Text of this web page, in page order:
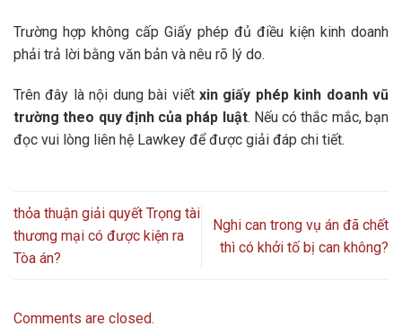
Trường hợp không cấp Giấy phép đủ điều kiện kinh doanh
phải trả lời bằng văn bản và nêu rõ lý do.
Trên đây là nội dung bài viết xin giấy phép kinh doanh vũ
trường theo quy định của pháp luật. Nếu có thắc mắc, bạn
đọc vui lòng liên hệ Lawkey để được giải đáp chi tiết.
thỏa thuận giải quyết Trọng tài
thương mại có được kiện ra
Tòa án?
Nghi can trong vụ án đã chết
thì có khởi tố bị can không?
Comments are closed.